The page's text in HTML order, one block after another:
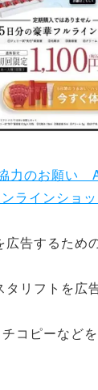
力のお願い
ラインショ
告するため
リフトを広
コピーなど